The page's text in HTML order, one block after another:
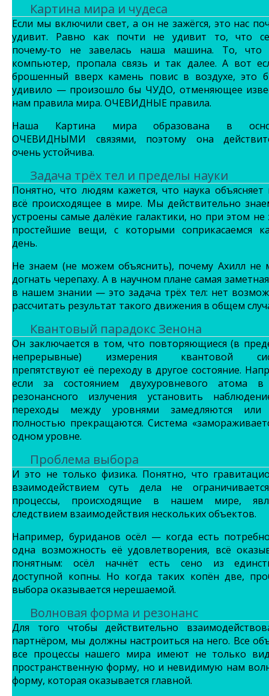
Картина мира и чудеса
Если мы включили свет, а он не зажёгся, это нас
удивит. Равно как почти не удивит то, что
почему‑то не завелась наша машина. То, что
компьютер, пропала связь и так далее. А вот
брошенный вверх камень повис в воздухе, это
удивило — произошло бы ЧУДО, отменяющее
нам правила мира. ОЧЕВИДНЫЕ правила.
Наша Картина мира образована в
ОЧЕВИДНЫМИ связями, поэтому она
очень устойчива.
Задача трёх тел и пределы науки
Понятно, что людям кажется, что наука объясняет
всё происходящее в мире. Мы действительно
устроены самые далёкие галактики, но при этом не
простейшие вещи, с которыми соприкасаемся
день.
Не знаем (не можем объяснить), почему Ахилл не
догнать черепаху. А в научном плане самая
в нашем знании — это задача трёх тел: нет
рассчитать результат такого движения в общем
Квантовый парадокс Зенона
Он заключается в том, что повторяющиеся (в
непрерывные) измерения квантовой
препятствуют её переходу в другое состояние.
если за состоянием двухуровневого атома
резонансного излучения установить
переходы между уровнями замедляются или
полностью прекращаются. Система
одном уровне.
Проблема выбора
И это не только физика. Понятно, что
взаимодействием суть дела не
процессы, происходящие в нашем мире,
следствием взаимодействия нескольких объектов.
Например, буриданов осёл — когда есть
одна возможность её удовлетворения, всё
понятным: осёл начнёт есть сено из
доступной копны. Но когда таких копён две,
выбора оказывается нерешаемой.
Волновая форма и резонанс
Для того чтобы действительно
партнёром, мы должны настроиться на него. Все
все процессы нашего мира имеют не только
пространственную форму, но и невидимую нам
форму, которая оказывается главной.